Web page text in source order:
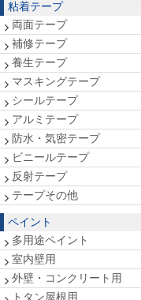
粘着テープ
両面テープ
補修テープ
養生テープ
マスキングテープ
シールテープ
アルミテープ
防水・気密テープ
ビニールテープ
反射テープ
テープその他
ペイント
多用途ペイント
室内壁用
外壁・コンクリート用
トタン屋根用